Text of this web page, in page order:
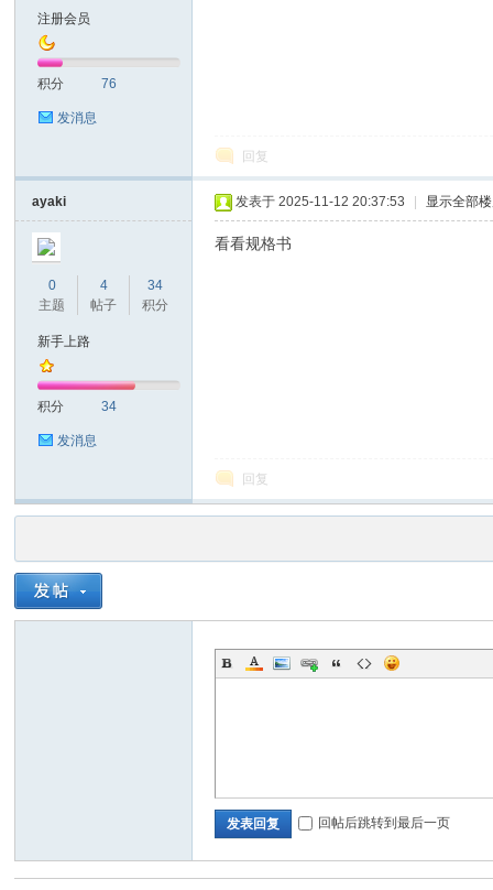
注册会员
积分 76
发消息
回复
ayaki
0
主题
4
帖子
34
积分
新手上路
积分 34
发消息
发表于 2025-11-12 20:37:53 显示全部
看看规格书
回复
发表回复 回帖后跳转到最后一页